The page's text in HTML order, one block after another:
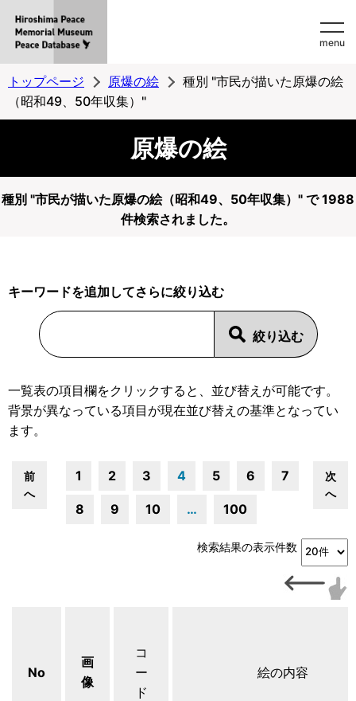
MemorialMuseum
Peace
Database
menu
トップページ 原爆の絵
種別 "市民が描いた原爆の絵
（昭和49、50年収集）"
原爆の絵
種別 "市民が描いた原爆の絵（昭和49、50年収集）" で 1988
件検索されました。
キーワードを追加してさらに絞り込む
一覧表の項目欄をクリックすると、並び替えが可能です。
背景が異なっている項目が現在並び替えの基準となってい
ます。
前
へ
1 2 3 4 5 6 7
8 9 10 … 100
次
へ
検索結果の表示件数
No
画
像
コ
ー
ド
絵の内容